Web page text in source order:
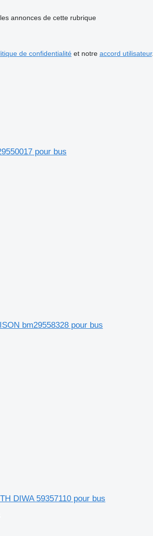
annonces de cette rubrique
de confidentialitéet notre accord utilisateur.
pour bus
bm29558328 pour bus
DIWA 59357110 pour bus